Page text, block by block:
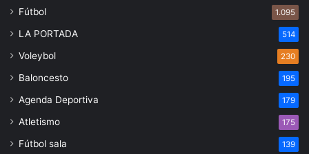
Fútbol 1.095
LA PORTADA 514
Voleybol 230
Baloncesto 195
Agenda Deportiva 179
Atletismo 175
Fútbol sala 139